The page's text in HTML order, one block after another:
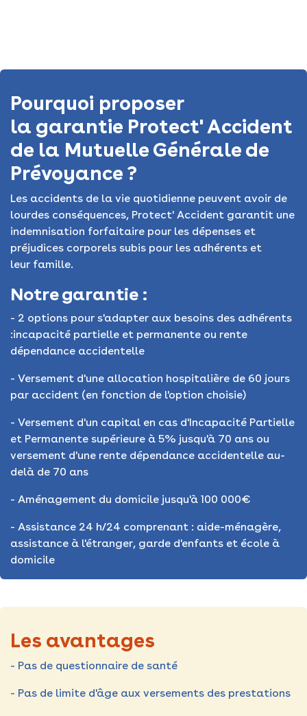
Pourquoi proposer
la garantie Protect' Accident
de la Mutuelle Générale de
Prévoyance ?
Les accidents de la vie quotidienne peuvent avoir de
lourdes conséquences, Protect' Accident garantit une
indemnisation forfaitaire pour les dépenses et
préjudices corporels subis pour les adhérents et
leur famille.
Notre garantie :​​
- 2 options pour s'adapter aux besoins des adhérents
:incapacité partielle et permanente ou rente
dépendance accidentelle
- Versement d'une allocation hospitalière de 60 jours
par accident (en fonction de l'option choisie)
- Versement d'un capital en cas d'Incapacité Partielle
et Permanente supérieure à 5% jusqu'à 70 ans ou
versement d'une rente dépendance accidentelle au-
delà de 70 ans
- Aménagement du domicile jusqu'à 100 000€
- Assistance 24 h/24 comprenant : aide-ménagère,
assistance à l'étranger, garde d'enfants et école à
domicile
Les avantages
- Pas de questionnaire de santé
- Pas de limite d'âge aux versements des prestations